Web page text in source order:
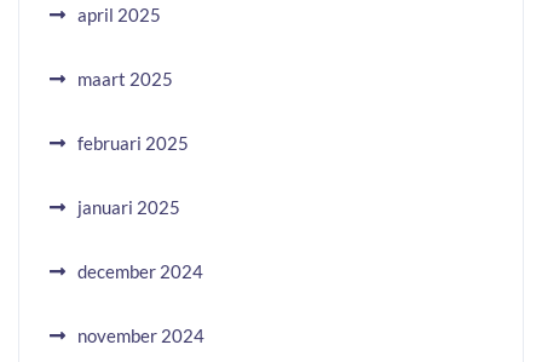
april 2025
maart 2025
februari 2025
januari 2025
december 2024
november 2024